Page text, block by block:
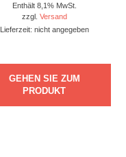
Enthält 8,1% MwSt.
zzgl. Versand
Lieferzeit: nicht angegeben
GEHEN SIE ZUM
PRODUKT